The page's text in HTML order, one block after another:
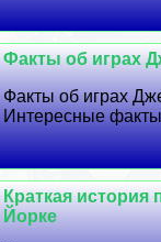
Факты об играх
Факты об играх
Интересные
Краткая
Йорке